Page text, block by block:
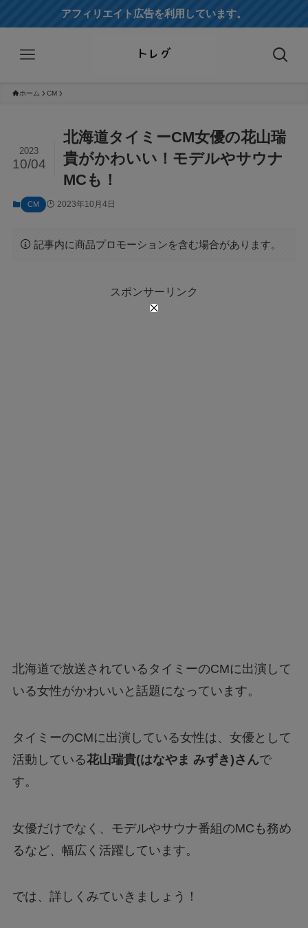
アフィリエイト広告を利用しています。
ホーム CM
北海道タイミーCM女優の花山瑞
貴がかわいい！モデルやサウナ
MCも！
2023
10/04
CM 2023年10月4日
記事内に商品プロモーションを含む場合があります。
スポンサーリンク
北海道で放送されているタイミーのCMに出演して
いる女性がかわいいと話題になっています。
タイミーのCMに出演している女性は、女優として
活動している花山瑞貴(はなやま みずき)さんで
す。
女優だけでなく、モデルやサウナ番組のMCも務め
るなど、幅広く活躍しています。
では、詳しくみていきましょう！